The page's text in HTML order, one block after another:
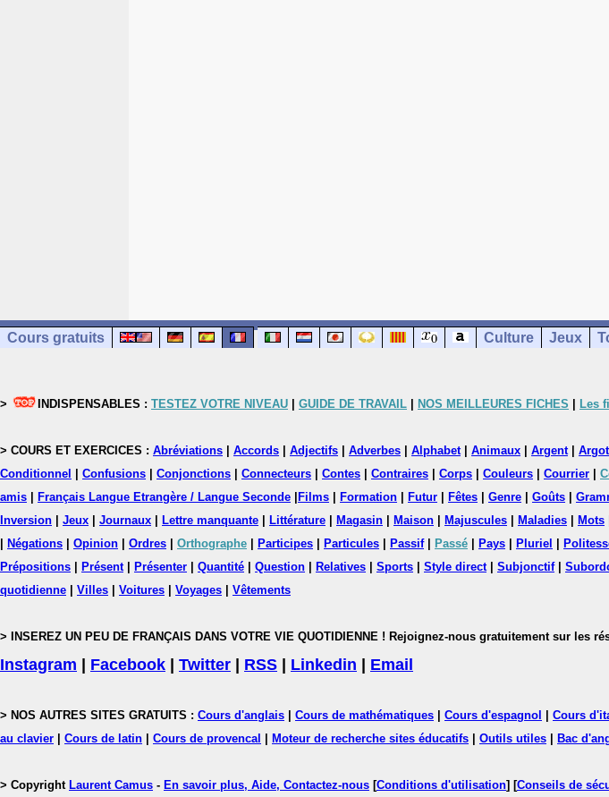
Cours gratuits Culture Jeux
> INDISPENSABLES : TESTEZ VOTRE NIVEAU GUIDE DE TRAVAIL NOS MEILLEURES FICHES Les
> COURS ET EXERCICES : Abréviations Accords Adjectifs Adverbes Alphabet| Animaux Argent| Argot
Conditionnel
Confusions Conjonctions Connecteurs Contes Contraires Corps Couleurs Courrier
amis
Français Langue Etrangère / Langue Seconde Films Formation Futur Fêtes Genre Goûts
Inversion
Jeux Journaux Lettre manquante Littérature Magasin Maison Majuscules Maladies Mots
Négations Opinion Ordres Orthographe Participes Particules Passif| Passé Pays Pluriel
Prépositions
Présent| Présenter Quantité Question Relatives Sports Style direct| Subjonctif|
quotidienne
Villes Voitures Voyages Vêtements
> INSEREZ UN PEU DE FRANÇAIS DANS VOTRE VIE QUOTIDIENNE ! Rejoignez-nous gratuitement sur les
Instagram Facebook Twitter RSS Linkedin Email
> NOS AUTRES SITES GRATUITS : Cours d'anglais Cours de mathématiques Cours d'espagnol Cours
au clavier
Cours de latin Cours de provencal Moteur de recherche sites éducatifs Outils utiles Bac
> Copyright Laurent Camus - En savoir plus, Aide, Contactez-nous [Conditions d'utilisation] [Conseils de